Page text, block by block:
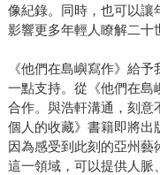
像紀錄。同時，也可以讓
影響更多年輕人瞭解二十
《他們在島嶼寫作》給
一點支持。從《他們在島
合作。與浩軒溝通，刻意
個人的收藏》書籍即將出
因為感受到此刻的亞州藝
這一領域，可以提供人脈